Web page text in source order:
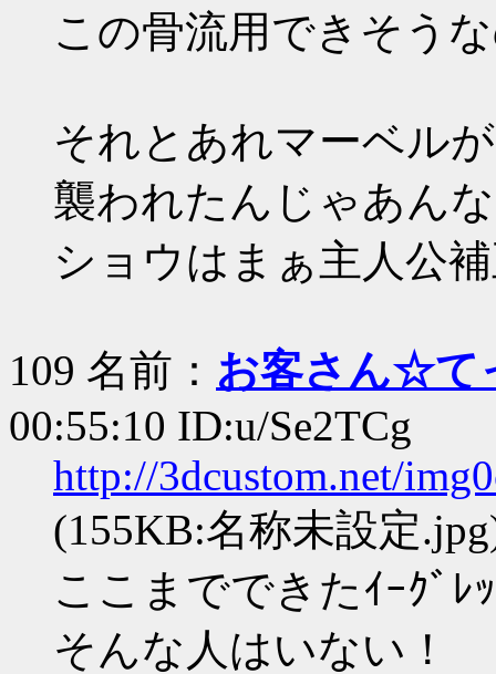
この骨流用できそう
それとあれマーベル
襲われたんじゃあん
ショウはまぁ主人公
109 名前： お客さん☆て
00:55:10 ID:u/Se2TCg
http://3dcustom.net/
(155KB:名称未設定
ここまでできたｲｰｸﾞﾚ
そんな人はいない！